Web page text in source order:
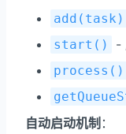
add(task)
start() -
process()
自动启动机制 ：